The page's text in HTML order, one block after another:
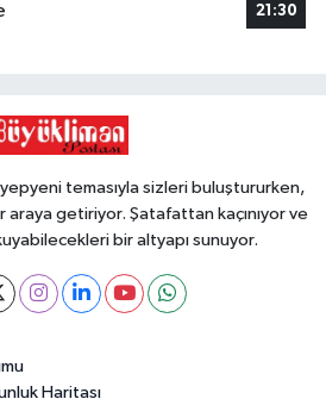
21:30
temasıyla sizleri buluştururken,
getiriyor. Şatafattan kaçınıyor ve
bir altyapı sunuyor.
Haritası